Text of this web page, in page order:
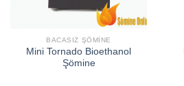
BACASIZ ŞÖMINE
Mini Tornado Bioethanol
Şömine